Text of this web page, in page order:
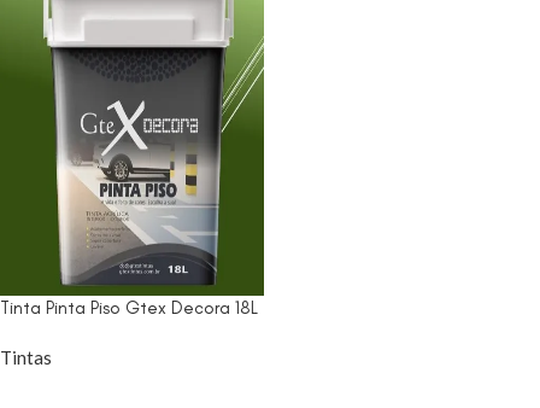
Tinta Pinta Piso Gtex Decora 18L
Tintas